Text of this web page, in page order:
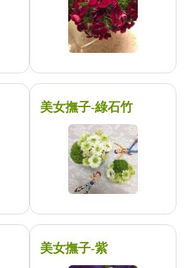
美女撫子-綠石竹
美女撫子-紫